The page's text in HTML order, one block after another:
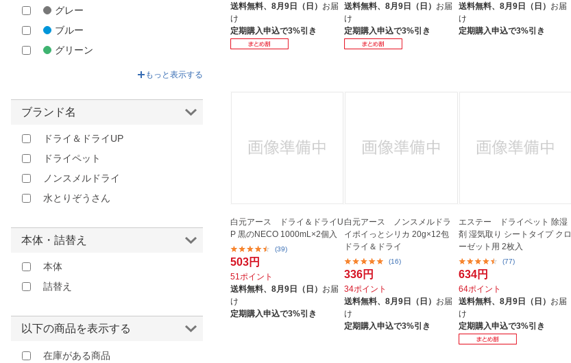
送料無料、 8月9日（日） お届
け
定期購入申込で3%引き
送料無料、8月9日（日） お届
け
定期購入申込で3%引き
送料無料、 8月9日（日） お届
け
定期購入申込で3%引き
白元アース ドライ＆ドライU
P 黒のNECO 1000mL×2個入
(39)
503円
51ポイント
送料無料、 8月9日（日） お届
け
定期購入申込で3%引き
白元アース ノンスメルドラ
イポイっとシリカ 20g×12包
ドライ＆ドライ
(16)
336円
34ポイント
送料無料、8月9日（日） お届
け
定期購入申込で3%引き
エステー ドライペット 除湿
剤 湿気取り シートタイプ クロ
ーゼット用 2枚入
(77)
634円
64ポイント
送料無料、 8月9日（日） お届
け
定期購入申込で3%引き
紀陽除虫菊｜KIYOU JOCHUGIKU
グレー
ブルー
グリーン
ブラウン
もっと表示する
ブランド名
ドライ＆ドライUP
ドライペット
ノンスメルドライ
水とりぞうさん
本体・詰替え
本体
詰替え
以下の商品を表示する
在庫がある商品